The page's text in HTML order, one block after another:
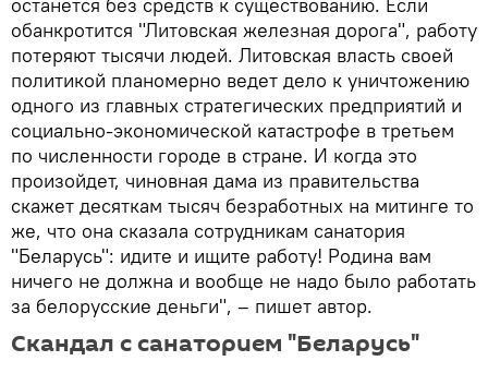
обанкротится "Литовская железная дорога", работу
потеряют тысячи людей. Литовская власть своей
политикой планомерно ведет дело к уничтожению
одного из главных стратегических предприятий и
социально-экономической катастрофе в третьем
по численности городе в стране. И когда это
произойдет, чиновная дама из правительства
скажет десяткам тысяч безработных на митинге то
же, что она сказала сотрудникам санатория
"Беларусь": идите и ищите работу! Родина вам
ничего не должна и вообще не надо было работать
за белорусские деньги", – пишет автор.
Скандал с санаторием "Беларусь"